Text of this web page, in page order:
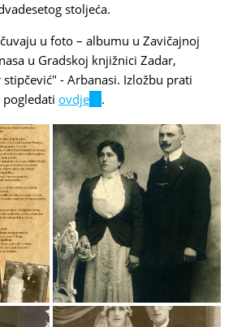
stoljeća.
u foto – albumu u Zavičajnoj
u Gradskoj knjižnici Zadar,
- Arbanasi. Izložbu prati
pogledati ovdje (link
external)
.